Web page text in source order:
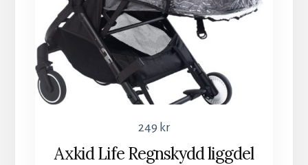
249 kr
Axkid Life Regnskydd liggdel